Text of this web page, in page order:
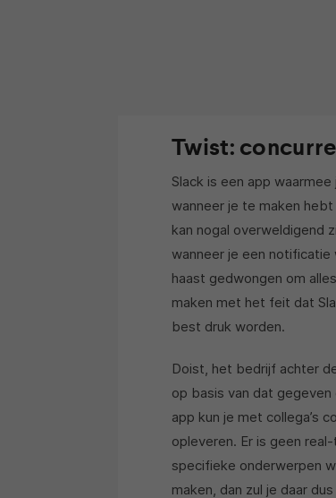
Twist:
Slack is een app
wanneer je te maken
kan nogal overweldigend
wanneer je een notificatie
haast gedwongen om
maken met het feit dat
best druk worden.
Doist, het bedrijf achter
op basis van dat
app kun je met collega’s
opleveren. Er is geen
specifieke onderwerpen
maken, dan zul je daar